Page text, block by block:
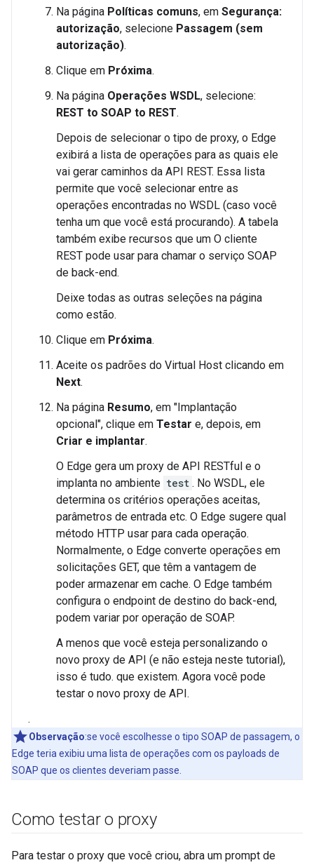
Na página Políticas comuns, em Segurança:
autorização, selecione Passagem (sem
autorização).
Clique em Próxima.
Na página Operações WSDL, selecione:
REST to SOAP to REST.
Depois de selecionar o tipo de proxy, o Edge
exibirá a lista de operações para as quais ele
vai gerar caminhos da API REST. Essa lista
permite que você selecionar entre as
operações encontradas no WSDL (caso você
tenha um que você está procurando). A tabela
também exibe recursos que um O cliente
REST pode usar para chamar o serviço SOAP
de back-end.
Deixe todas as outras seleções na página
como estão.
Clique em Próxima.
Aceite os padrões do Virtual Host clicando em
Next.
Na página Resumo, em "Implantação
opcional", clique em Testar e, depois, em
Criar e implantar.
O Edge gera um proxy de API RESTful e o
implanta no ambiente test . No WSDL, ele
determina os critérios operações aceitas,
parâmetros de entrada etc. O Edge sugere qual
método HTTP usar para cada operação.
Normalmente, o Edge converte operações em
solicitações GET, que têm a vantagem de
poder armazenar em cache. O Edge também
configura o endpoint de destino do back-end,
podem variar por operação de SOAP.
A menos que você esteja personalizando o
novo proxy de API (e não esteja neste tutorial),
isso é tudo. que existem. Agora você pode
testar o novo proxy de API.
.
Observação:se você escolhesse o tipo SOAP de passagem, o
Edge teria exibiu uma lista de operações com os payloads de
SOAP que os clientes deveriam passe.
Como testar o proxy
Para testar o proxy que você criou, abra um prompt de